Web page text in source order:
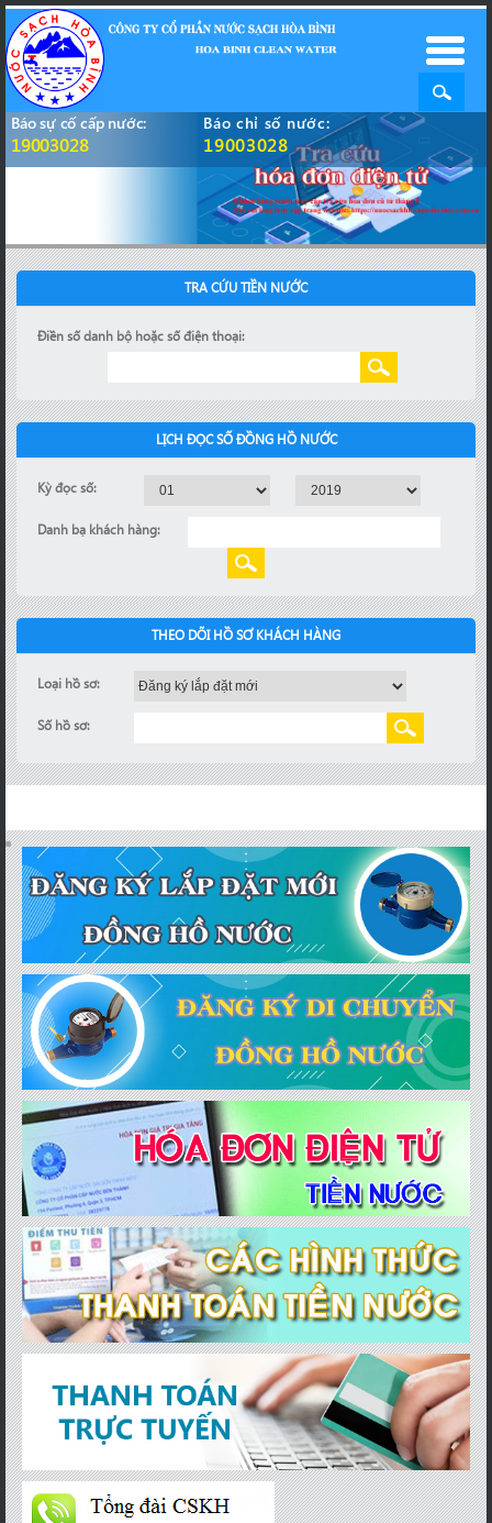
Báo sự cố cấp nước:
19003028
Báo chỉ số nước:
19003028
TRA CỨU TIỀN NƯỚC
Điền số danh bộ hoặc số điện thoại:
LỊCH ĐỌC SỐ ĐỒNG HỒ NƯỚC
Kỳ đọc số:
Danh bạ khách hàng:
THEO DÕI HỒ SƠ KHÁCH HÀNG
Loại hồ sơ:
Số hồ sơ: